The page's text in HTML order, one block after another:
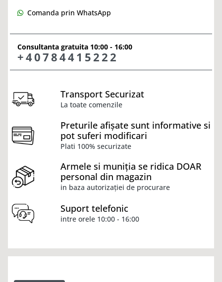
Comanda prin WhatsApp
Consultanta gratuita 10:00 - 16:00
+40784415222
Transport Securizat
La toate comenzile
Preturile afișate sunt informative si
pot suferi modificari
Plati 100% securizate
Armele si muniția se ridica DOAR
personal din magazin
in baza autorizației de procurare
Suport telefonic
intre orele 10:00 - 16:00